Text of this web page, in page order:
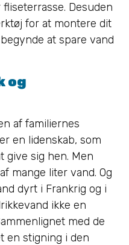
Desuden
for at montere dit
at spare vand
og
af familiernes
en lidenskab, som
give sig hen. Men
mange liter vand. Og
dyrt i Frankrig og i
ikke en
med de
en stigning i den